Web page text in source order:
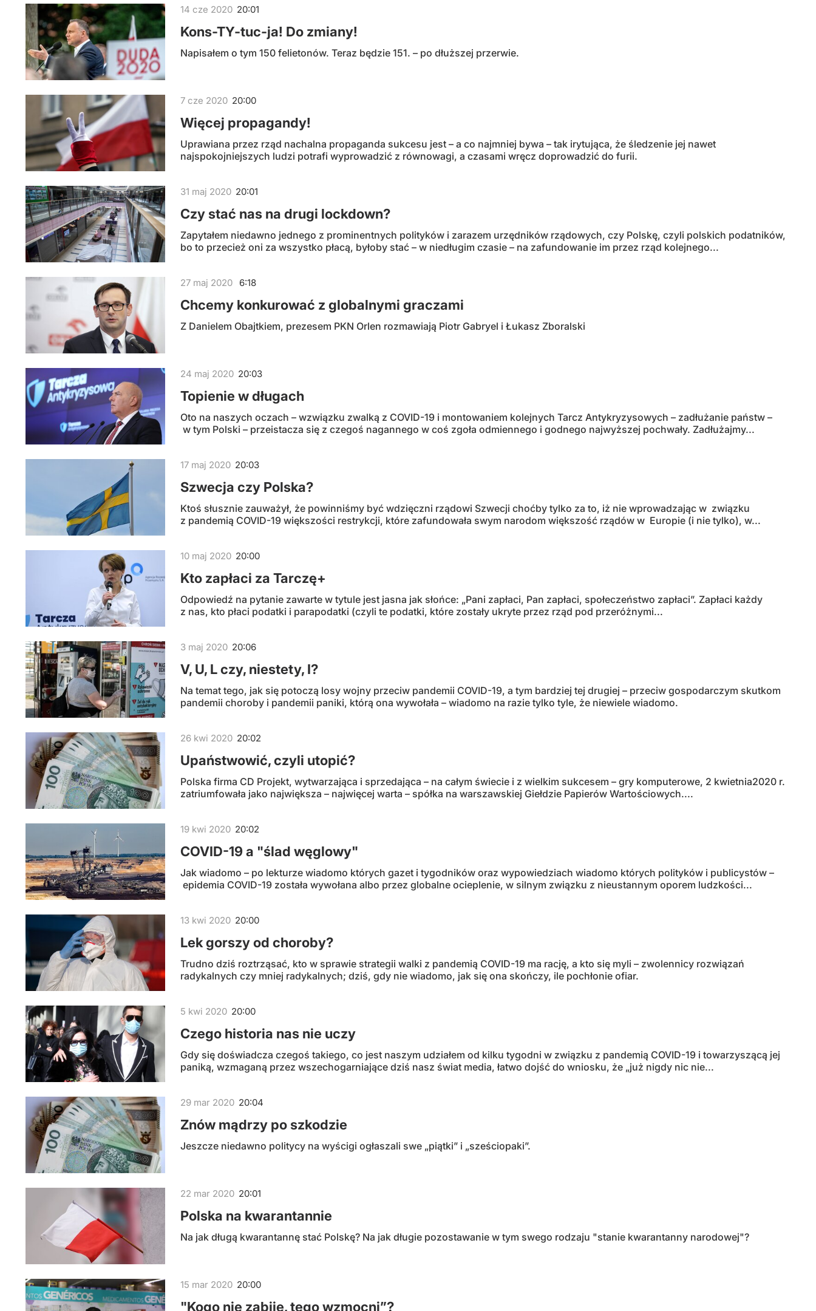
Kons-TY-tuc-ja! Do zmiany!
Napisałem o tym 150 felietonów. Teraz będzie 151. – po dłuższej przerwie.
14 cze 2020 20:01
Więcej propagandy!
Uprawiana przez rząd nachalna propaganda sukcesu jest – a co najmniej bywa – tak irytująca, że śledzenie jej nawet
najspokojniejszych ludzi potrafi wyprowadzić z równowagi, a czasami wręcz doprowadzić do furii.
7 cze 2020 20:00
Czy stać nas na drugi lockdown?
Zapytałem niedawno jednego z prominentnych polityków i zarazem urzędników rządowych, czy Polskę, czyli polskich podatników,
bo to przecież oni za wszystko płacą, byłoby stać – w niedługim czasie – na zafundowanie im przez rząd kolejnego...
31 maj 2020 20:01
Chcemy konkurować z globalnymi graczami
Z Danielem Obajtkiem, prezesem PKN Orlen rozmawiają Piotr Gabryel i Łukasz Zboralski
27 maj 2020 6:18
Topienie w długach
Oto na naszych oczach – wzwiązku zwalką z COVID-19 i montowaniem kolejnych Tarcz Antykryzysowych – zadłużanie państw –
w tym Polski – przeistacza się z czegoś nagannego w coś zgoła odmiennego i godnego najwyższej pochwały. Zadłużajmy...
24 maj 2020 20:03
Szwecja czy Polska?
Ktoś słusznie zauważył, że powinniśmy być wdzięczni rządowi Szwecji choćby tylko za to, iż nie wprowadzając w związku
z pandemią COVID-19 większości restrykcji, które zafundowała swym narodom większość rządów w Europie (i nie tylko), w...
17 maj 2020 20:03
Kto zapłaci za Tarczę+
Odpowiedź na pytanie zawarte w tytule jest jasna jak słońce: „Pani zapłaci, Pan zapłaci, społeczeństwo zapłaci”. Zapłaci każdy
z nas, kto płaci podatki i parapodatki (czyli te podatki, które zostały ukryte przez rząd pod przeróżnymi...
10 maj 2020 20:00
V, U, L czy, niestety, I?
Na temat tego, jak się potoczą losy wojny przeciw pandemii COVID-19, a tym bardziej tej drugiej – przeciw gospodarczym skutkom
pandemii choroby i pandemii paniki, którą ona wywołała – wiadomo na razie tylko tyle, że niewiele wiadomo.
3 maj 2020 20:06
Upaństwowić, czyli utopić?
Polska firma CD Projekt, wytwarzająca i sprzedająca – na całym świecie i z wielkim sukcesem – gry komputerowe, 2 kwietnia2020 r.
zatriumfowała jako największa – najwięcej warta – spółka na warszawskiej Giełdzie Papierów Wartościowych....
26 kwi 2020 20:02
COVID-19 a "ślad węglowy"
Jak wiadomo – po lekturze wiadomo których gazet i tygodników oraz wypowiedziach wiadomo których polityków i publicystów –
epidemia COVID-19 została wywołana albo przez globalne ocieplenie, w silnym związku z nieustannym oporem ludzkości...
19 kwi 2020 20:02
Lek gorszy od choroby?
Trudno dziś roztrząsać, kto w sprawie strategii walki z pandemią COVID-19 ma rację, a kto się myli – zwolennicy rozwiązań
radykalnych czy mniej radykalnych; dziś, gdy nie wiadomo, jak się ona skończy, ile pochłonie ofiar.
13 kwi 2020 20:00
Czego historia nas nie uczy
Gdy się doświadcza czegoś takiego, co jest naszym udziałem od kilku tygodni w związku z pandemią COVID-19 i towarzyszącą jej
paniką, wzmaganą przez wszechogarniające dziś nasz świat media, łatwo dojść do wniosku, że „już nigdy nic nie...
5 kwi 2020 20:00
Znów mądrzy po szkodzie
Jeszcze niedawno politycy na wyścigi ogłaszali swe „piątki” i „sześciopaki”.
29 mar 2020 20:04
Polska na kwarantannie
Na jak długą kwarantannę stać Polskę? Na jak długie pozostawanie w tym swego rodzaju "stanie kwarantanny narodowej"?
22 mar 2020 20:01
"Kogo nie zabije, tego wzmocni”?
15 mar 2020 20:00